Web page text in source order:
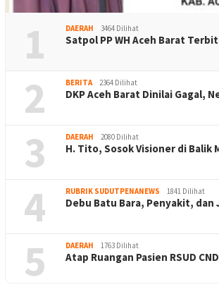
1 DAERAH 3464 Dilihat
Satpol PP WH Aceh Barat
2 BERITA 2364 Dilihat
DKP Aceh Barat Dinilai Gagal,
3 DAERAH 2080 Dilihat
H. Tito, Sosok Visioner di Balik
4 RUBRIK SUDUTPENANEWS 1841 Dilihat
Debu Batu Bara, Penyakit, dan
5 DAERAH 1763 Dilihat
Atap Ruangan Pasien RSUD